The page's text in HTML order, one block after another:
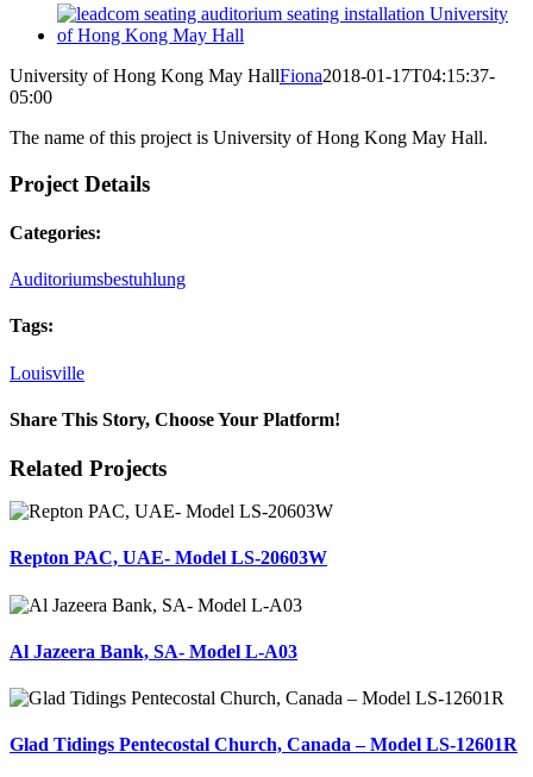
View
Larger
University of Hong Kong May HallFiona2018-01-17T04:15:37-
05:00
The name of this project is University of Hong Kong May Hall.
Project Details
Categories:
Auditoriumsbestuhlung
Tags:
Louisville
Share This Story, Choose Your Platform!
Facebook
X
LinkedIn
Email
Related Projects
Repton PAC, UAE- Model LS-20603W
Al Jazeera Bank, SA- Model L-A03
Glad Tidings Pentecostal Church, Canada – Model LS-12601R